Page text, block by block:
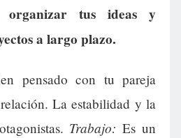
organizar tus ideas y
a largo plazo.
pensado con tu pareja
La estabilidad y la
Trabajo: Es un